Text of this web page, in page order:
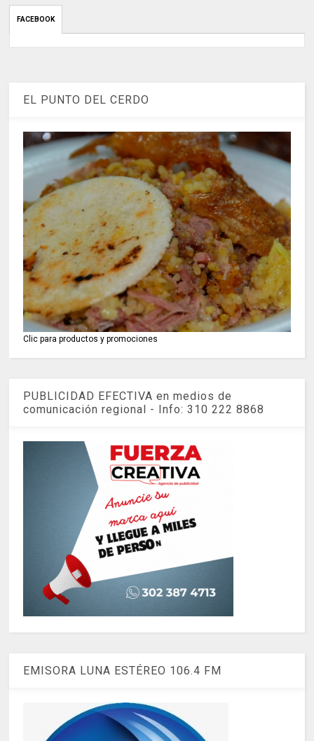
FACEBOOK
EL PUNTO DEL CERDO
Clic para productos y promociones
PUBLICIDAD EFECTIVA en medios de
comunicación regional - Info: 310 222 8868
EMISORA LUNA ESTÉREO 106.4 FM